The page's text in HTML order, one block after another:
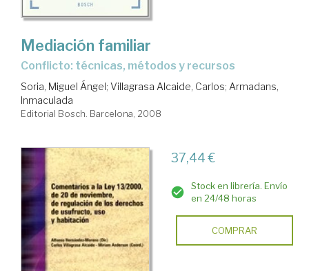
Mediación familiar
conflicto: técnicas, métodos y recursos
Soria, Miguel Ángel; Villagrasa Alcaide, Carlos; Armadans,
Inmaculada
Editorial Bosch. Barcelona, 2008
37,44 €
Stock en librería. Envío
en 24/48 horas
COMPRAR